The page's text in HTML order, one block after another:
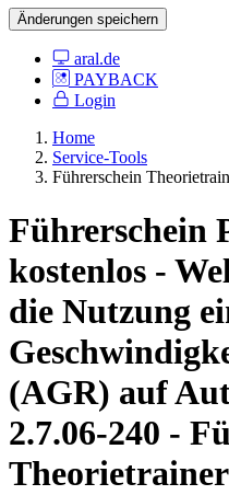
Änderungen speichern
aral.de
PAYBACK
Login
Home
Service-Tools
Führerschein
Führerschein
kostenlos -
die Nutzung
(AGR) auf
2.7.06-240 -
Theorietrainer